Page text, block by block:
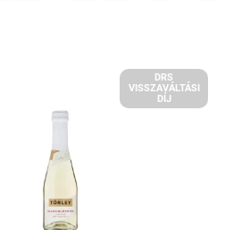
DRS
VISSZAVÁLTÁSI
DÍJ